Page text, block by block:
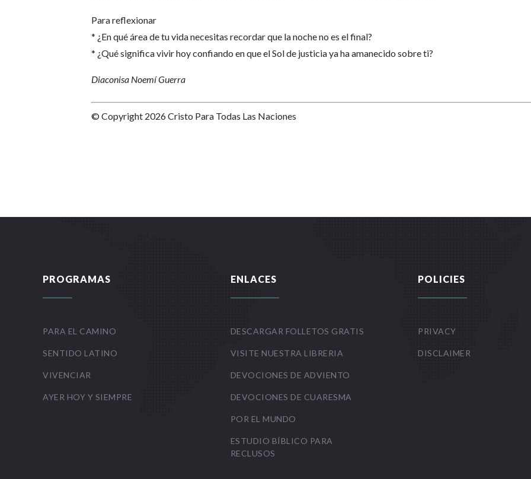
Para reflexionar
* ¿En qué área de tu vida necesitas recordar que la noche no es el final?
* ¿Qué significa vivir hoy confiando en que el Sol de justicia ya ha amanecido sobre ti?
Diaconisa Noemí Guerra
© Copyright 2026 Cristo Para Todas Las Naciones
PROGRAMAS
PARA EL CAMINO
SENTIDO LATINO
VIVENCIAR
AYER HOY Y SIEMPRE
ENLACES
DESCARGAR FOLLETOS GRATIS
VISITE NUESTRA LIBRERIA
DEVOCIONES DE ADVIENTO
DEVOCIONES DE CUARESMA
POR EL MUNDO
ESTUDIO BÍBLICO PARA
RECLUSOS
POLICIES
PRIVACY
DISCLAIMER